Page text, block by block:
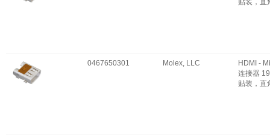
贴装，直
0467650301 Molex, LLC
HDMI -
连接器
贴装，直